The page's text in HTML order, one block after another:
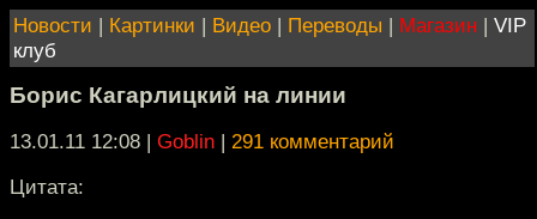
Новости | Картинки | Видео | Переводы | Магазин | VIP
клуб
Борис Кагарлицкий на линии
13.01.11 12:08 | Goblin | 291 комментарий
Цитата: